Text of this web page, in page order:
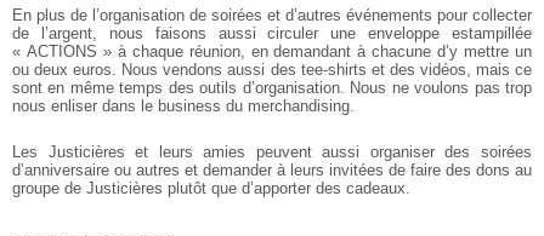
En plus de l’organisation de soirées et d’autres événements pour collecter
de l’argent, nous faisons aussi circuler une enveloppe estampillée
« ACTIONS » à chaque réunion, en demandant à chacune d’y mettre un
ou deux euros. Nous vendons aussi des tee-shirts et des vidéos, mais ce
sont en même temps des outils d’organisation. Nous ne voulons pas trop
nous enliser dans le business du merchandising.
Les Justicières et leurs amies peuvent aussi organiser des soirées
d’anniversaire ou autres et demander à leurs invitées de faire des dons au
groupe de Justicières plutôt que d’apporter des cadeaux.